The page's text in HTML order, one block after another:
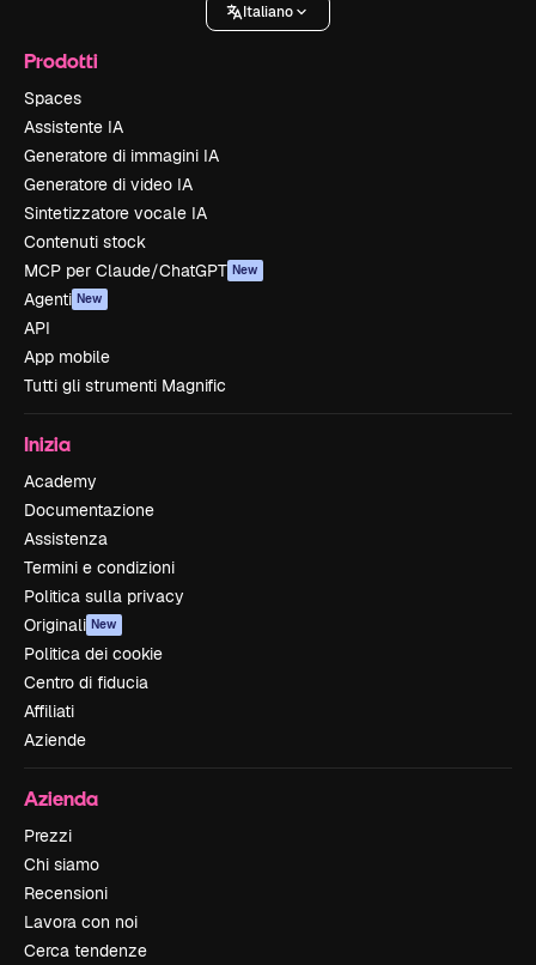
Italiano
Prodotti
Spaces
Assistente IA
Generatore di immagini IA
Generatore di video IA
Sintetizzatore vocale IA
Contenuti stock
MCP per Claude/ChatGPT New
Agenti New
API
App mobile
Tutti gli strumenti Magnific
Inizia
Academy
Documentazione
Assistenza
Termini e condizioni
Politica sulla privacy
Originali New
Politica dei cookie
Centro di fiducia
Affiliati
Aziende
Azienda
Prezzi
Chi siamo
Recensioni
Lavora con noi
Cerca tendenze